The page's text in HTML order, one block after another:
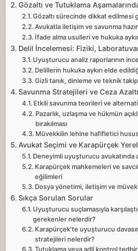
Gözaltı ve Tutuklama
Gözaltı sürecinde dikkat edilmesi
Avukatla iletişim ve savunma
İfade alma usulleri ve hukuka
Delil İncelemesi: Fiziki,
Uyuşturucu analiz raporlarının
Delillerin hukuka aykırı elde
Gizli tanık, dinleme ve teknik
Savunma Stratejileri ve Ceza
Etkili savunma teorileri ve
Pazarlık, uzlaşma ve hükmün
bırakılması
Müvekkilin lehine hafifletici
Avukat Seçimi ve Karapürçek
Deneyimli uyuşturucu avukatında
Karapürçek mahkemeleri ve
eğilimleri
Dosya yönetimi, iletişim ve
Sıkça Sorulan Sorular
Uyuşturucu suçlamasıyla
gerekenler nelerdir?
Karapürçek’te uyuşturucu
stratejileri nelerdir?
Tutuklama veya adli kontrol